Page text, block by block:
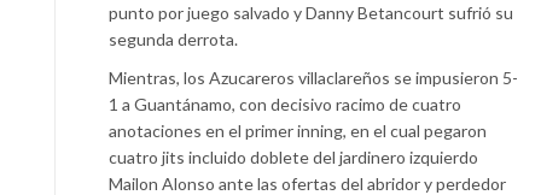
punto por juego salvado y Danny Betancourt sufrió su
segunda derrota.
Mientras, los Azucareros villaclareños se impusieron 5-
1 a Guantánamo, con decisivo racimo de cuatro
anotaciones en el primer inning, en el cual pegaron
cuatro jits incluido doblete del jardinero izquierdo
Mailon Alonso ante las ofertas del abridor y perdedor